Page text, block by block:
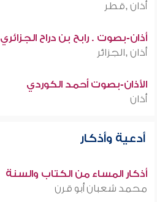
أذان ,قطر
أذان-بصوت . رابح بن دراح الجزائري
أذان ,الجزائر
الأذان-بصوت أحمد الكوردي
أذان
أدعية وأذكار
أذكار المساء من الكتاب والسنة
محمد شعبان أبو قرن